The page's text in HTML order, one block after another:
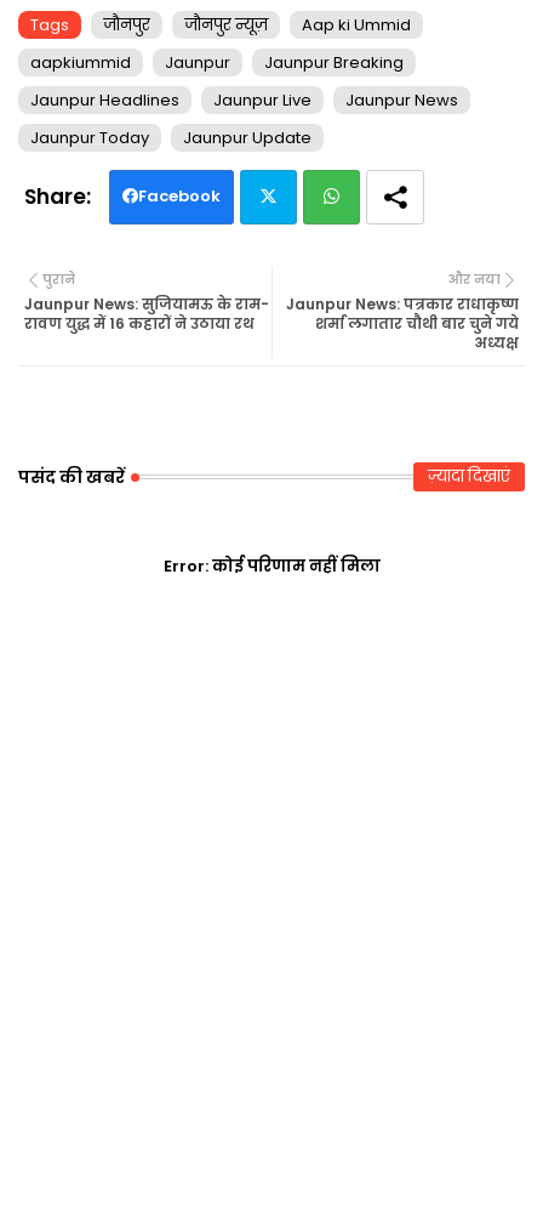
Tags जौनपुर जौनपुर न्यूज़
Aap ki Ummid
aapkiummid
Jaunpur
Jaunpur Breaking
Jaunpur Headlines
Jaunpur Live
Jaunpur News
Jaunpur Today
Jaunpur Update
Facebook
tte ats
और नया
Jaunpur News: पत्रकार राधाकृष्ण
शर्मा लगातार चौथी बार चुने गये
अध्यक्ष
पुराने
Jaunpur News: सुजियामऊ के राम-
रावण युद्ध में 16 कहारों ने उठाया रथ
पसंद की खबरें ज़्यादा दिखाएं
Error:कोई परिणाम नहीं मिला